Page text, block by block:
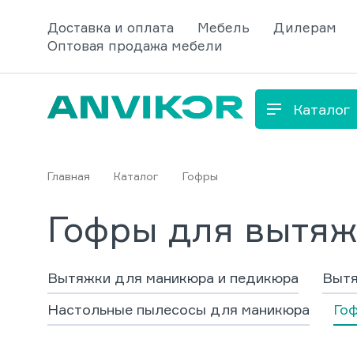
Доставка и оплата Мебель Дилерам
Оптовая продажа мебели
Каталог
Главная Каталог Гофры
Гофры для
Вытяжки для маникюра и педикюра
Настольные пылесосы для маникюра